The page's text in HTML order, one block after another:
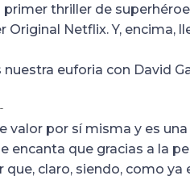
primer thriller de
Original Netflix. Y, encima,
euforia con David
valor por sí misma y es
encanta que gracias a la
que, claro, siendo, como